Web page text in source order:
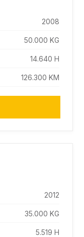
2008
50.000 KG
14.640 H
126.300 KM
2012
35.000 KG
5.519 H